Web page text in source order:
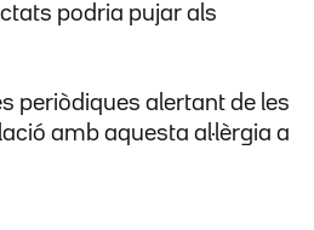
podria pujar als
periòdiques alertant de les
amb aquesta al·lèrgia a